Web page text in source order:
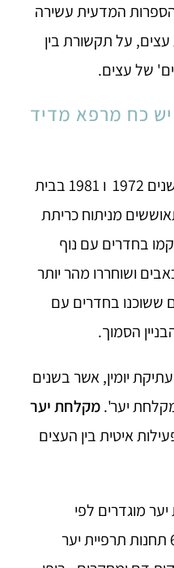
המדעית עשירה
על תקשורת בין
של עצים.
כח מרפא מדיד
כך למשל, ניסוי שבוצע בין השנים 1972 ו 1981 בבית
מניתוח כריתת
בחדרים עם נוף
ושוחררו מהר יותר
ששוכנו בחדרים עם
הסמוך.
יומין, אשר בשנים
יער'.מקלחת יער
איטית בין העצים
מוגדרים לפי
תרומתם לבריאות. קיימות 60 תחנות תרפיית יער